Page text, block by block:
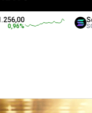
Solana IDR